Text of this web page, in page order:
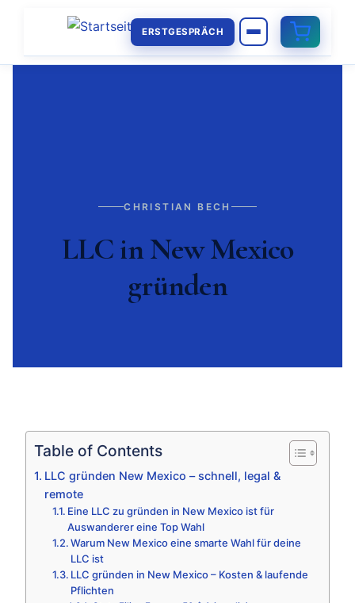
ERSTGESPRÄCH
CHRISTIAN BECH
LLC in New Mexico
gründen
Table of Contents
LLC gründen New Mexico – schnell, legal &
remote
Eine LLC zu gründen in New Mexico ist für
Auswanderer eine Top Wahl
Warum New Mexico eine smarte Wahl für deine
LLC ist
LLC gründen in New Mexico – Kosten & laufende
Pflichten